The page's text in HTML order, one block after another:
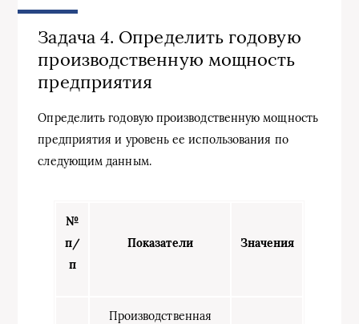
Задача 4. Определить годовую
производственную мощность
предприятия
Определить годовую производственную мощность
предприятия и уровень ее использования по
следующим данным.
№
п/
п
Показатели Значения
Производственная